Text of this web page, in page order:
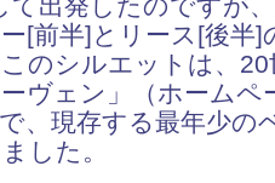
[前半]とリース[後半]
のシルエットは、20
ヴェン」（ホームペ
、現存する最年少の
した。